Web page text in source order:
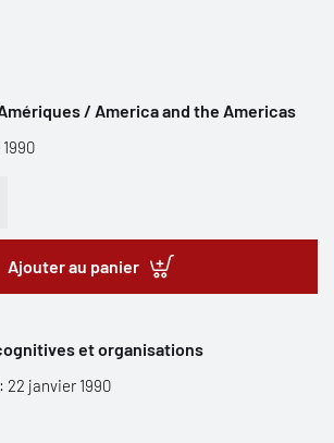
/ America and the Americas
Ajouter au panier
et organisations
22 janvier 1990